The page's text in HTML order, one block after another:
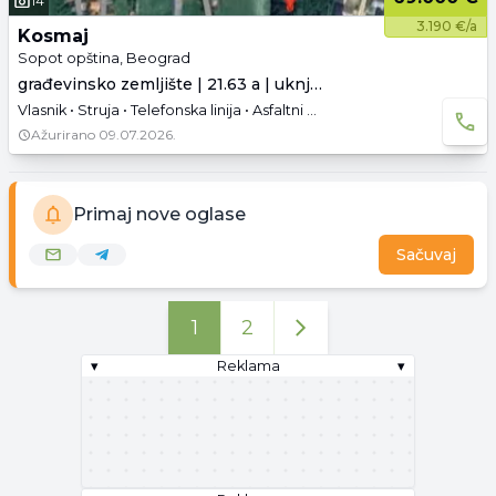
3.190 €/a
Kosmaj
Sopot opština, Beograd
građevinsko zemljište | 21.63 a | uknjiženo
Vlasnik • Struja • Telefonska linija • Asfaltni pristup
Ažurirano 09.07.2026.
Primaj nove oglase
Sačuvaj
1 2
▾ Reklama ▾